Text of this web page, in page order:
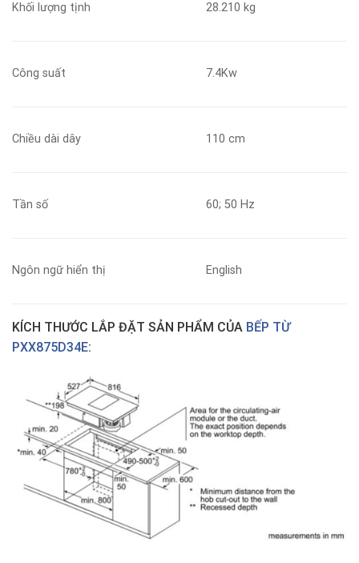
Khối lượng tịnh 28.210 kg
Công suất 7.4Kw
Chiều dài dây 110 cm
Tần số 60; 50 Hz
Ngôn ngữ hiển thị English
KÍCH THƯỚC LẮP ĐẶT SẢN PHẨM CỦA BẾP TỪ
PXX875D34E: